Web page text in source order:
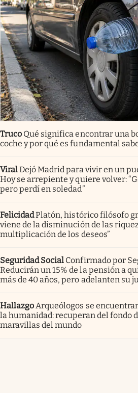
Truco Qué significa encontrar una
coche y por qué es fundamental
ViralDejó Madrid para vivir en un
Hoy se arrepiente y quiere volver:
pero perdí en soledad”
FelicidadPlatón, histórico filósofo
viene de la disminución de las
multiplicación de los deseos”
Seguridad Social Confirmado por
Reducirán un 15% de la pensión a
más de 40 años, pero adelanten su
Hallazgo Arqueólogos se
la humanidad: recuperan del fondo
maravillas del mundo